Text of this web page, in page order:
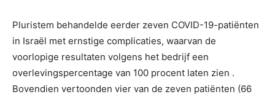
Pluristem behandelde eerder zeven COVID-19-patiënten
in Israël met ernstige complicaties, waarvan de
voorlopige resultaten volgens het bedrijf een
overlevingspercentage van 100 procent laten zien .
Bovendien vertoonden vier van de zeven patiënten (66